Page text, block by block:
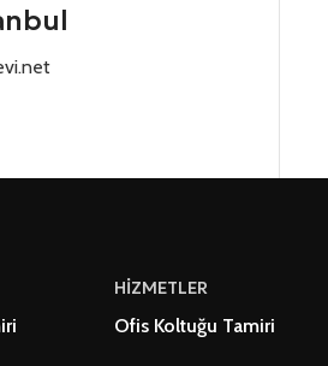
HİZMETLER
Ofis Koltuğu Tamiri